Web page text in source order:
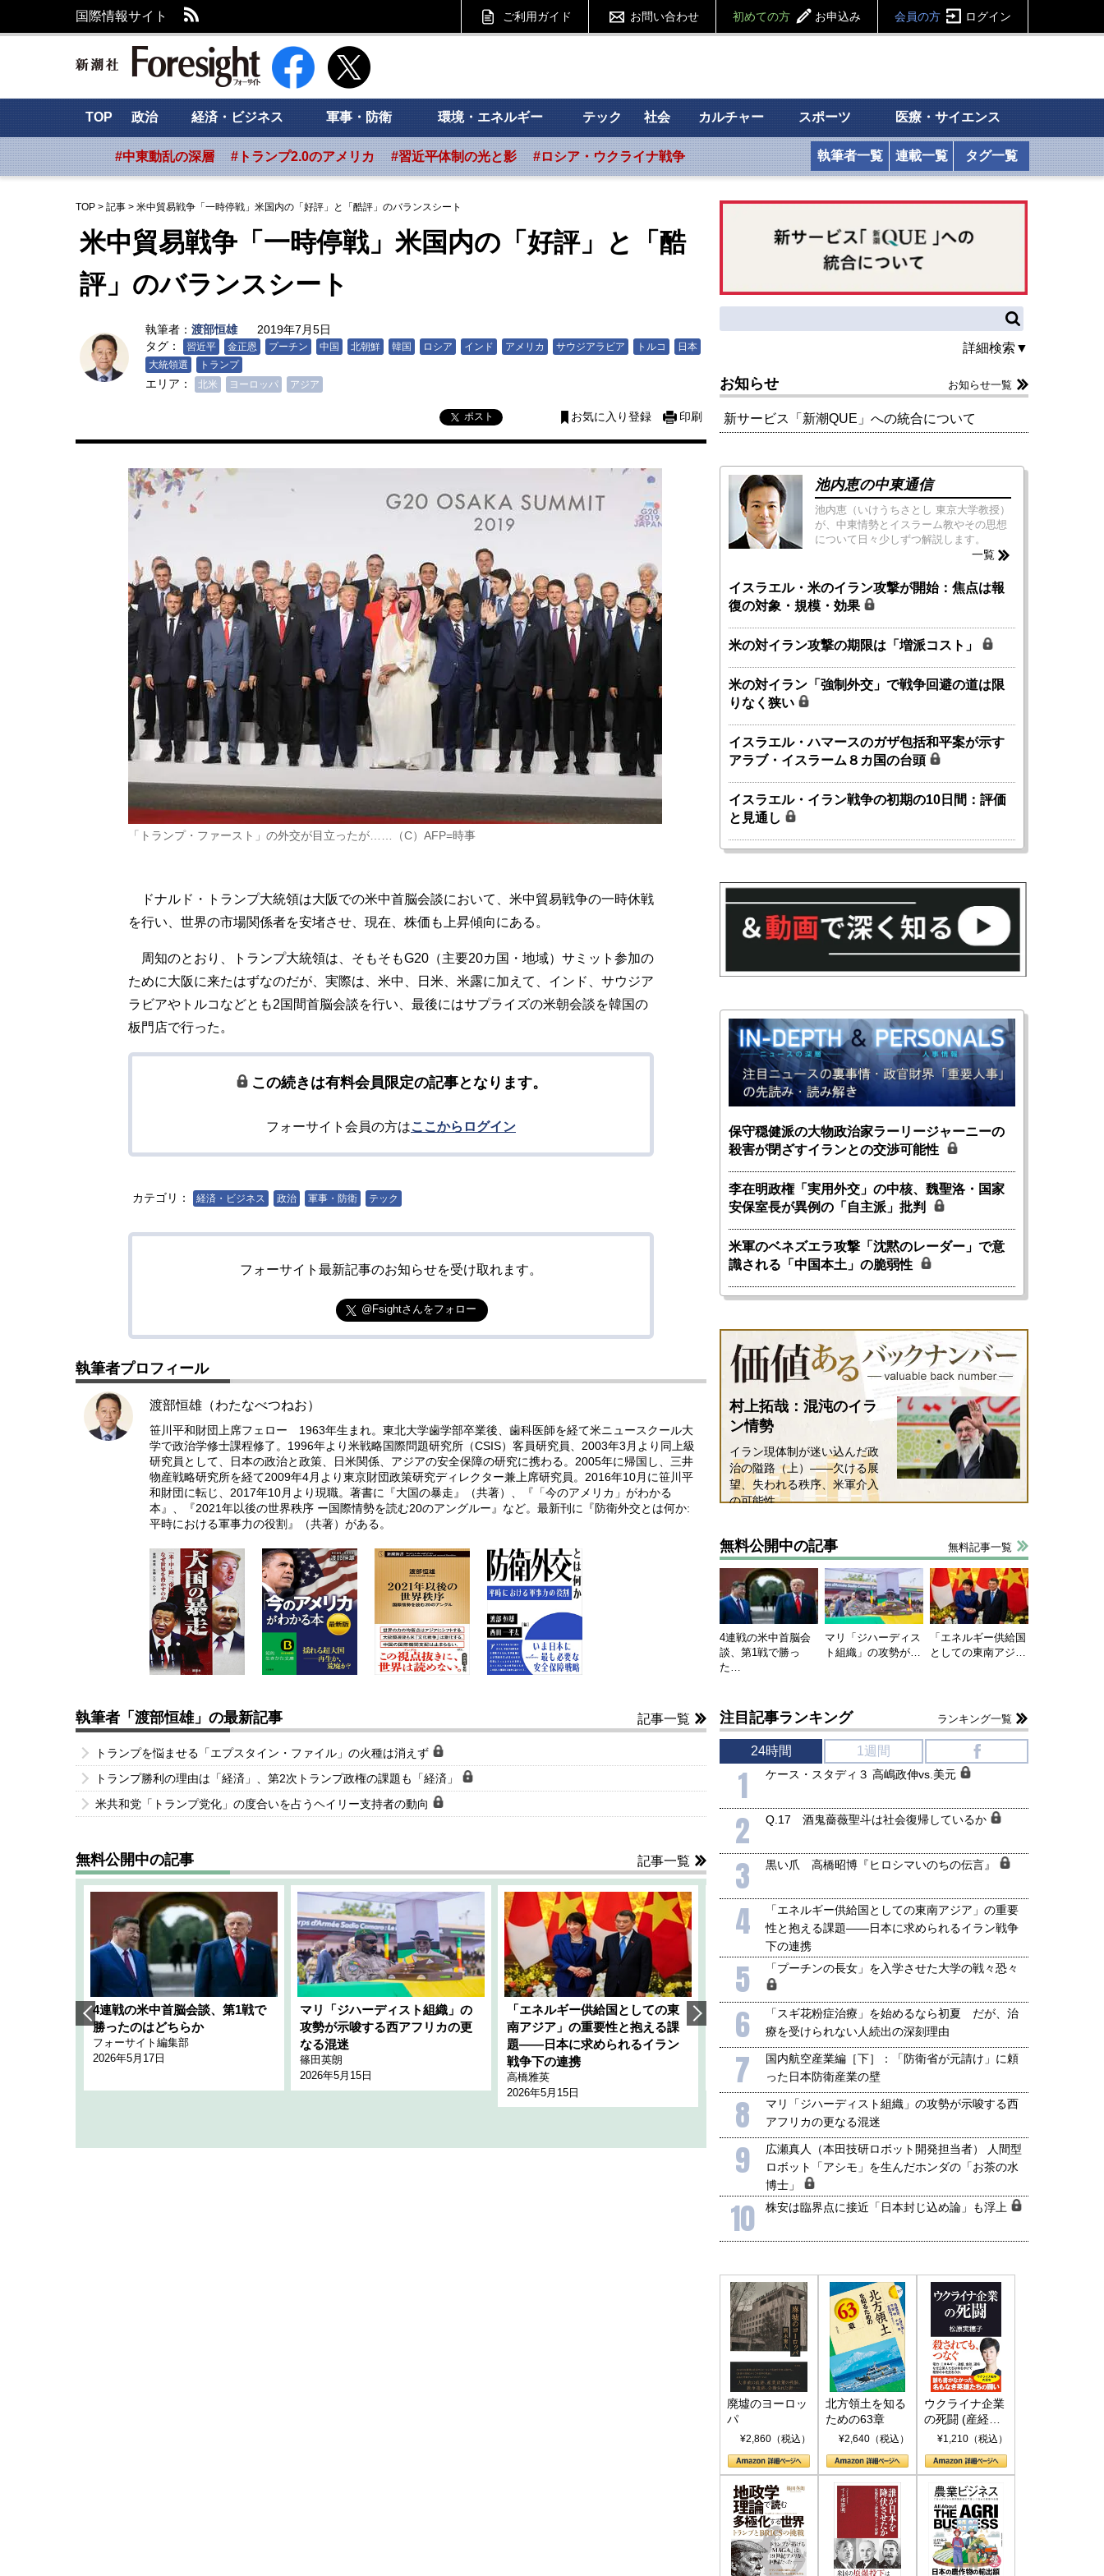
国際情報サイト ご利用ガイド お問い合わせ 初めての方 お申込み 会員の方 ログイン
新潮社 Foresight フォーサイト
TOP 政治 経済・ビジネス 軍事・防衛 環境・エネルギー テック 社会 カルチャー スポーツ 医療・サイエンス
#中東動乱の深層 #トランプ2.0のアメリカ #習近平体制の光と影 #ロシア・ウクライナ戦争 執筆者一覧 連載一覧 タグ一覧
TOP > 記事 > 米中貿易戦争「一時停戦」米国内の「好評」と「酷評」のバランスシート
米中貿易戦争「一時停戦」米国内の「好評」と「酷
評」のバランスシート
執筆者： 渡部恒雄
2019年7月5日
タグ：
習近平 金正恩 プーチン 中国 北朝鮮 韓国 ロシア インド アメリカ サウジアラビア トルコ
日本
大統領選
トランプ
エリア： 北米 ヨーロッパ アジア
ポスト お気に入り登録 印刷
「トランプ・ファースト」の外交が目立ったが……（C）AFP=時事
ドナルド・トランプ大統領は大阪での米中首脳会談において、米中貿易戦争の一時休戦
を行い、世界の市場関係者を安堵させ、現在、株価も上昇傾向にある。
周知のとおり、トランプ大統領は、そもそもG20（主要20カ国・地域）サミット参加の
ために大阪に来たはずなのだが、実際は、米中、日米、米露に加えて、インド、サウジア
ラビアやトルコなどとも2国間首脳会談を行い、最後にはサプライズの米朝会談を韓国の
板門店で行った。
この続きは有料会員限定の記事となります。
フォーサイト会員の方はここからログイン
カテゴリ： 経済・ビジネス 政治 軍事・防衛 テック
フォーサイト最新記事のお知らせを受け取れます。
@Fsightさんをフォロー
執筆者プロフィール
渡部恒雄（わたなべつねお）
笹川平和財団上席フェロー 1963年生まれ。東北大学歯学部卒業後、歯科医師を経て米ニュースクール大
学で政治学修士課程修了。1996年より米戦略国際問題研究所（CSIS）客員研究員、2003年3月より同上級
研究員として、日本の政治と政策、日米関係、アジアの安全保障の研究に携わる。2005年に帰国し、三井
物産戦略研究所を経て2009年4月より東京財団政策研究ディレクター兼上席研究員。2016年10月に笹川平
和財団に転じ、2017年10月より現職。著書に『大国の暴走』（共著）、『「今のアメリカ」がわかる
本』、『2021年以後の世界秩序 ー国際情勢を読む20のアングルー』など。最新刊に『防衛外交とは何か:
平時における軍事力の役割』（共著）がある。
執筆者「渡部恒雄」の最新記事 記事一覧
トランプを悩ませる「エプスタイン・ファイル」の火種は消えず
トランプ勝利の理由は「経済」、第2次トランプ政権の課題も「経済」
米共和党「トランプ党化」の度合いを占うヘイリー支持者の動向
無料公開中の記事 記事一覧
4連戦の米中首脳会談、第1戦で
勝ったのはどちらか
フォーサイト編集部
2026年5月17日
マリ「ジハーディスト組織」の
攻勢が示唆する西アフリカの更
なる混迷
篠田英朗
2026年5月15日
「エネルギー供給国としての東
南アジア」の重要性と抱える課
題――日本に求められるイラン
戦争下の連携
高橋雅英
2026年5月15日
韓国にも理解してほしい「極東
1905年体制」における日米韓安
全保障協力の意味
千々和泰明
2026年5月15日
ホルムズ海峡危機で加速したエ
ネルギー転換が「中国依存」に
行き着くリスク
小山堅
詳細検索▼
お知らせ お知らせ一覧
新サービス「新潮QUE」への統合について
池内恵の中東通信
池内恵（いけうちさとし 東京大学教授）
が、中東情勢とイスラーム教やその思想
について日々少しずつ解説します。
一覧
イスラエル・米のイラン攻撃が開始：焦点は報
復の対象・規模・効果
米の対イラン攻撃の期限は「増派コスト」
米の対イラン「強制外交」で戦争回避の道は限
りなく狭い
イスラエル・ハマースのガザ包括和平案が示す
アラブ・イスラーム８カ国の台頭
イスラエル・イラン戦争の初期の10日間：評価
と見通し
保守穏健派の大物政治家ラーリージャーニーの
殺害が閉ざすイランとの交渉可能性
李在明政権「実用外交」の中核、魏聖洛・国家
安保室長が異例の「自主派」批判
米軍のベネズエラ攻撃「沈黙のレーダー」で意
識される「中国本土」の脆弱性
村上拓哉：混沌のイラ
ン情勢
イラン現体制が迷い込んだ政
治の隘路（上）――欠ける展
望、失われる秩序、米軍介入
の可能性
無料公開中の記事 無料記事一覧
4連戦の米中首脳会
談、第1戦で勝っ
た…
マリ「ジハーディス
ト組織」の攻勢が…
「エネルギー供給国
としての東南アジ…
注目記事ランキング ランキング一覧
24時間 1週間
1 ケース・スタディ３ 高嶋政伸vs.美元
2 Q.17 酒鬼薔薇聖斗は社会復帰しているか
3 黒い爪 高橋昭博『ヒロシマいのちの伝言』
4
「エネルギー供給国としての東南アジア」の重要
性と抱える課題――日本に求められるイラン戦争
下の連携
5 「プーチンの長女」を入学させた大学の戦々恐々
6
「スギ花粉症治療」を始めるなら初夏 だが、治
療を受けられない人続出の深刻理由
7
国内航空産業編［下］：「防衛省が元請け」に頼
った日本防衛産業の壁
8
マリ「ジハーディスト組織」の攻勢が示唆する西
アフリカの更なる混迷
9
広瀬真人（本田技研ロボット開発担当者） 人間型
ロボット「アシモ」を生んだホンダの「お茶の水
博士」
10 株安は臨界点に接近「日本封じ込め論」も浮上
廃墟のヨーロッ
パ
¥2,860（税込）
北方領土を知る
ための63章
¥2,640（税込）
ウクライナ企業
の死闘 (産経セ
レクト S 039)
¥1,210（税込）